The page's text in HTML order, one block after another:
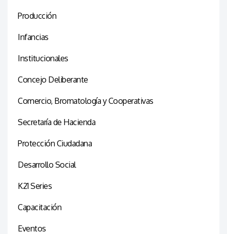
Producción
Infancias
Institucionales
Concejo Deliberante
Comercio, Bromatología y Cooperativas
Secretaría de Hacienda
Protección Ciudadana
Desarrollo Social
K21 Series
Capacitación
Eventos